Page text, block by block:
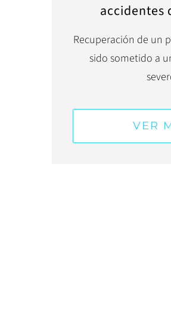
accidentes
Recuperación de un
sido sometido a
VER